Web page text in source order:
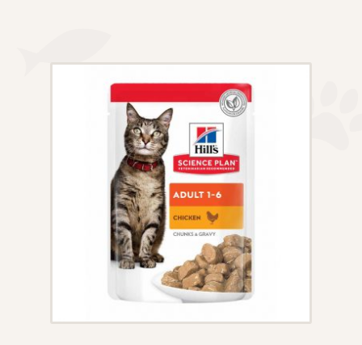
may
be
chosen
on
the
product
page